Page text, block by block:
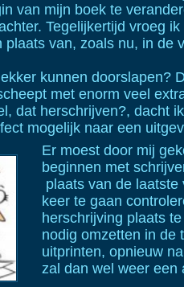
van mijn boek te
Tegelijkertijd vroeg
plaats van, zoals nu, in de
kunnen doorslapen?
met enorm veel
dat herschrijven?, dacht
mogelijk naar een
Er moest door mij
beginnen met
plaats van de
keer te gaan
herschrijving plaats
nodig omzetten in de
uitprinten, opnieuw
zal dan wel weer een